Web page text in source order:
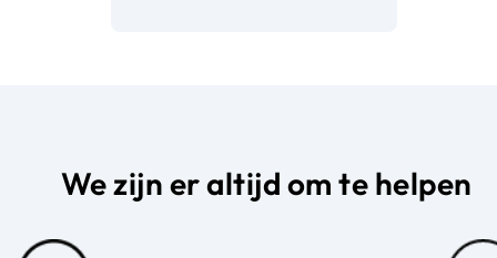
We zijn er altijd om te helpen